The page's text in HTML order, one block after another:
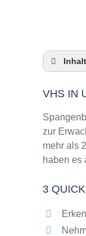
3
VHS IN
zur
mehr als
haben es
3